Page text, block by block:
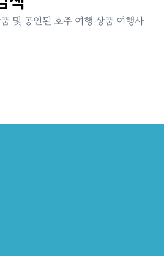
및 공인된 호주 여행 상품 여행사